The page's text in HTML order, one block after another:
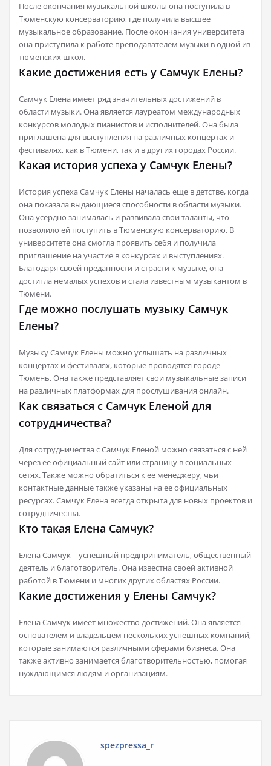
После окончания музыкальной школы она поступила в
Тюменскую консерваторию, где получила высшее
музыкальное образование. После окончания университета
она приступила к работе преподавателем музыки в одной из
тюменских школ.
Какие достижения есть у Самчук Елены?
Самчук Елена имеет ряд значительных достижений в
области музыки. Она является лауреатом международных
конкурсов молодых пианистов и исполнителей. Она была
приглашена для выступления на различных концертах и
фестивалях, как в Тюмени, так и в других городах России.
Какая история успеха у Самчук Елены?
История успеха Самчук Елены началась еще в детстве, когда
она показала выдающиеся способности в области музыки.
Она усердно занималась и развивала свои таланты, что
позволило ей поступить в Тюменскую консерваторию. В
университете она смогла проявить себя и получила
приглашение на участие в конкурсах и выступлениях.
Благодаря своей преданности и страсти к музыке, она
достигла немалых успехов и стала известным музыкантом в
Тюмени.
Где можно послушать музыку Самчук
Елены?
Музыку Самчук Елены можно услышать на различных
концертах и фестивалях, которые проводятся городе
Тюмень. Она также представляет свои музыкальные записи
на различных платформах для прослушивания онлайн.
Как связаться с Самчук Еленой для
сотрудничества?
Для сотрудничества с Самчук Еленой можно связаться с ней
через ее официальный сайт или страницу в социальных
сетях. Также можно обратиться к ее менеджеру, чьи
контактные данные также указаны на ее официальных
ресурсах. Самчук Елена всегда открыта для новых проектов и
сотрудничества.
Кто такая Елена Самчук?
Елена Самчук – успешный предприниматель, общественный
деятель и благотворитель. Она известна своей активной
работой в Тюмени и многих других областях России.
Какие достижения у Елены Самчук?
Елена Самчук имеет множество достижений. Она является
основателем и владельцем нескольких успешных компаний,
которые занимаются различными сферами бизнеса. Она
также активно занимается благотворительностью, помогая
нуждающимся людям и организациям.
spezpressa_r